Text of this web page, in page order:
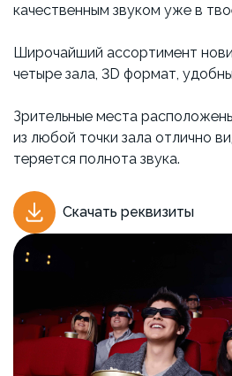
качественным звуком уже в
Широчайший ассортимент
четыре зала, 3D формат,
Зрительные места
из любой точки зала отлично
теряется полнота звука.
Скачать реквизиты